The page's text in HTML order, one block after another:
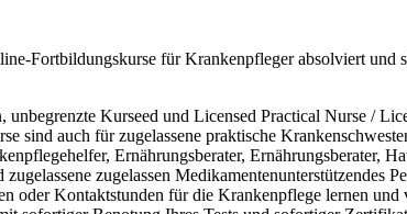
Fortbildungskurse für Krankenpfleger absolviert und
Kurseed und Licensed Practical Nurse /
sind auch für zugelassene praktische
Ernährungsberater, Ernährungsberater,
zugelassen Medikamentenunterstützendes
oder Kontaktstunden für die Krankenpflege lernen und